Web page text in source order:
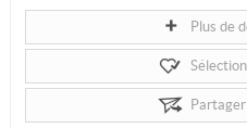
Plus de
Partager